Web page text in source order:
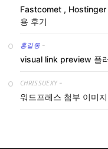
Fastcomet , Hostinger
용 후기
홍길동 -
visual link preview 플
CHRISSUEXY -
워드프레스 첨부 이미